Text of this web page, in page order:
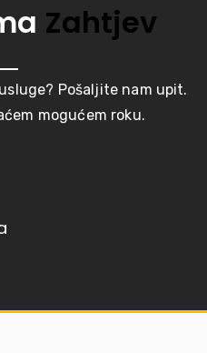
Zahtjev
Pošaljite nam upit.
mogućem roku.